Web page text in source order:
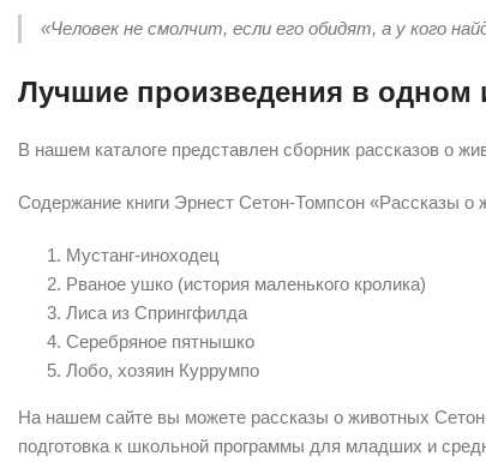
«Человек не смолчит, если его обидят, а у кого
Лучшие произведения в одном
В нашем каталоге представлен сборник рассказов о
Содержание книги Эрнест Сетон-Томпсон «Рассказы о
Мустанг-иноходец
Рваное ушко (история маленького кролика)
Лиса из Спрингфилда
Серебряное пятнышко
Лобо, хозяин Куррумпо
На нашем сайте вы можете рассказы о животных
подготовка к школьной программы для младших и